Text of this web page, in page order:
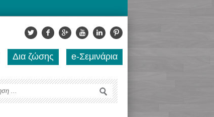
Δια ζώσης e-Σεμινάρια